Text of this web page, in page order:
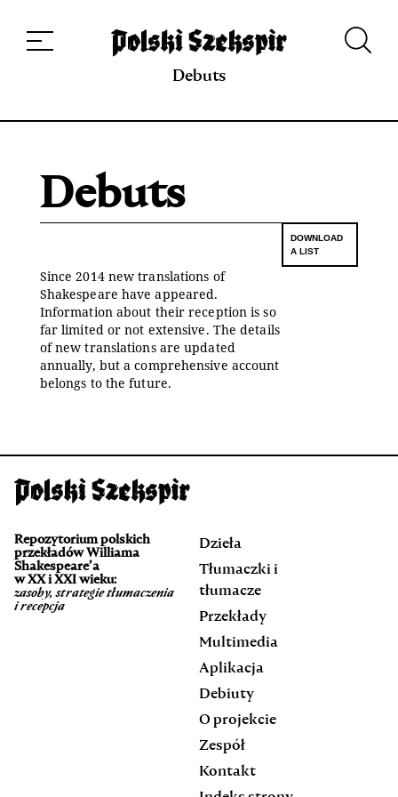
projekcie
Kontakt Indeks strony Aplikacja
Repozytorium XIX w.
Debuts
Debuts
Since 2014 new translations of
Shakespeare have appeared.
Information about their reception is so
far limited or not extensive. The details
of new translations are updated
annually, but a comprehensive account
belongs to the future.
DOWNLOAD
A LIST
Repozytorium polskich
przekładów Williama
Shakespeare’a
w XX i XXI wieku:
zasoby, strategie tłumaczenia
i recepcja
Dzieła
Tłumaczki i
tłumacze
Przekłady
Multimedia
Aplikacja
Debiuty
O projekcie
Zespół
Kontakt